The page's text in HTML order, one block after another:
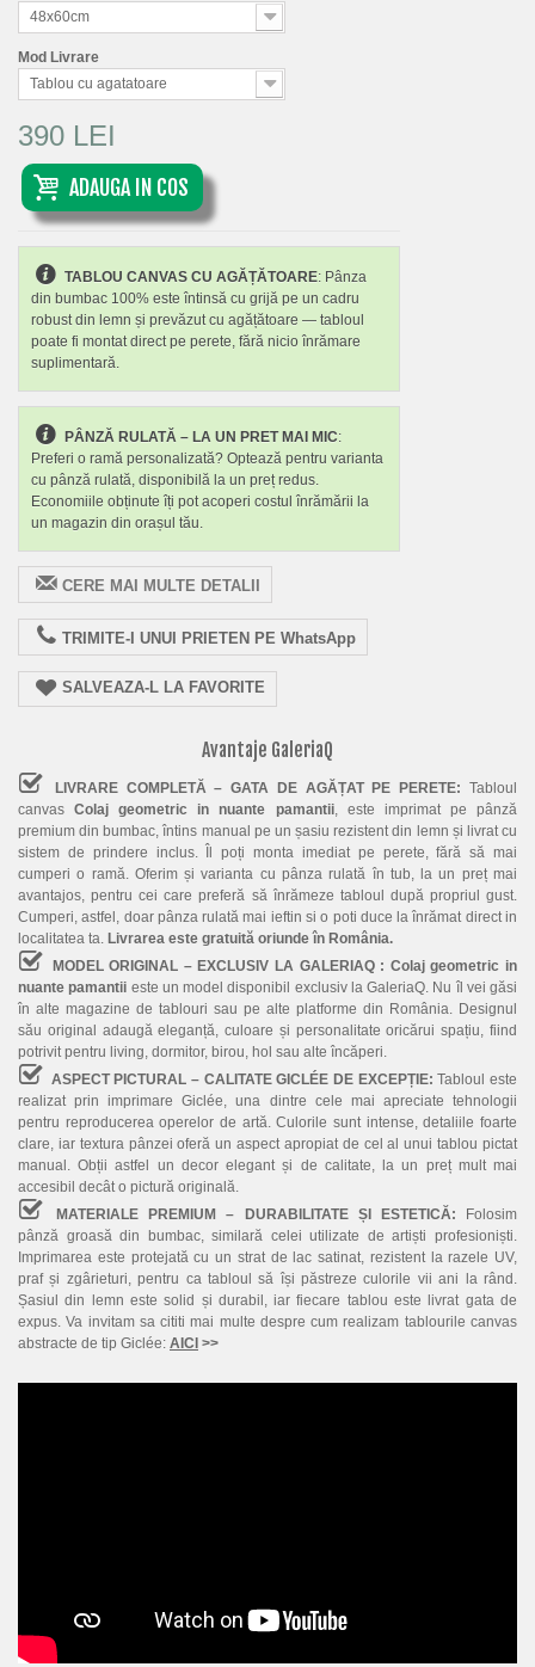
48x60cm
Mod Livrare
Tablou cu agatatoare
390 LEI
ADAUGA IN COS
TABLOU CANVAS CU AGĂȚĂTOARE: Pânza
din bumbac 100% este întinsă cu grijă pe un cadru
robust din lemn și prevăzut cu agățătoare — tabloul
poate fi montat direct pe perete, fără nicio înrămare
suplimentară.
PÂNZĂ RULATĂ – LA UN PRET MAI MIC:
Preferi o ramă personalizată? Optează pentru varianta
cu pânză rulată, disponibilă la un preț redus.
Economiile obținute îți pot acoperi costul înrămării la
un magazin din orașul tău.
CERE MAI MULTE DETALII
TRIMITE-I UNUI PRIETEN PE WhatsApp
SALVEAZA-L LA FAVORITE
Avantaje GaleriaQ
LIVRARE COMPLETĂ – GATA DE AGĂȚAT PE PERETE:Tabloul
canvasColaj geometric in nuante pamantii, este imprimat pe pânză
premium din bumbac, întins manual pe un șasiu rezistent din lemn și livrat cu
sistem de prindere inclus. Îl poți monta imediat pe perete, fără să mai
cumperi o ramă. Oferim și varianta cu pânza rulată în tub, la un preț mai
avantajos, pentru cei care preferă să înrămeze tabloul după propriul gust.
Cumperi, astfel, doar pânza rulată mai ieftin si o poti duce la înrămat direct in
localitatea ta. Livrarea este gratuită oriunde în România.
MODEL ORIGINAL – EXCLUSIV LA GALERIAQ : Colaj geometric in
nuante pamantii este un model disponibil exclusiv la GaleriaQ. Nu îl vei găsi
în alte magazine de tablouri sau pe alte platforme din România. Designul
său original adaugă eleganță, culoare și personalitate oricărui spațiu, fiind
potrivit pentru living, dormitor, birou, hol sau alte încăperi.
ASPECT PICTURAL – CALITATE GICLÉE DE EXCEPȚIE: Tabloul este
realizat prin imprimare Giclée, una dintre cele mai apreciate tehnologii
pentru reproducerea operelor de artă. Culorile sunt intense, detaliile foarte
clare, iar textura pânzei oferă un aspect apropiat de cel al unui tablou pictat
manual. Obții astfel un decor elegant și de calitate, la un preț mult mai
accesibil decât o pictură originală.
MATERIALE PREMIUM – DURABILITATE ȘI ESTETICĂ: Folosim
pânză groasă din bumbac, similară celei utilizate de artiști profesioniști.
Imprimarea este protejată cu un strat de lac satinat, rezistent la razele UV,
praf și zgârieturi, pentru ca tabloul să își păstreze culorile vii ani la rând.
Șasiul din lemn este solid și durabil, iar fiecare tablou este livrat gata de
expus. Va invitam sa cititi mai multe despre cum realizam tablourile canvas
abstracte de tip Giclée: AICI >>